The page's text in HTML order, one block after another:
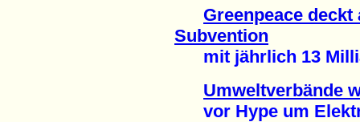
Greenpeace
Subvention
mit jährlich 13
Umweltverbände
vor Hype um